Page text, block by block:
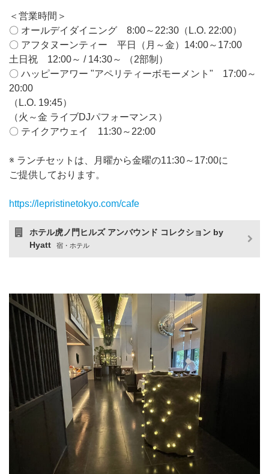
＜営業時間＞
〇 オールデイダイニング 8:00～22:30（L.O. 22:00）
〇 アフタヌーンティー 平日（月～金）14:00～17:00
土日祝 12:00～ / 14:30～ （2部制）
〇 ハッピーアワー "アペリティーボモーメント" 17:00～
20:00
（L.O. 19:45）
（火～金 ライブDJパフォーマンス）
〇 テイクアウェイ 11:30～22:00
※ ランチセットは、月曜から金曜の11:30～17:00に
ご提供しております。
https://lepristinetokyo.com/cafe
ホテル虎ノ門ヒルズ アンバウンド コレクション by
Hyatt
宿・ホテル